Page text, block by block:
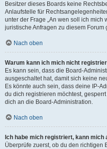
Besitzer dieses Boards keine
Anlaufstelle für
unter der Frage „An wen soll ich
juristische Anfragen zu diesem Forum
Nach oben
Warum kann ich mich nicht
Es kann sein, dass die Board-
ausgeschaltet hat, damit sich keine
Es könnte auch sein, dass deine IP-
du dich registrieren möchtest,
dich an die Board-Administration.
Nach oben
Ich habe mich registriert, kann mich
Überprüfe zuerst, ob du den richtigen